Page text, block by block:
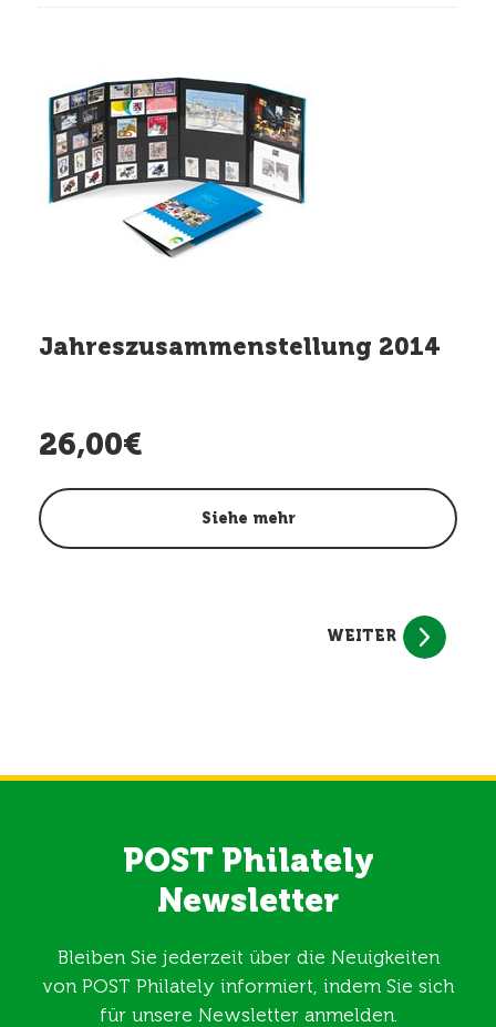
Jahreszusammenstellung 2014
26,00€
Siehe mehr
WEITER
POST Philately
Newsletter
Bleiben Sie jederzeit über die Neuigkeiten
von POST Philately informiert, indem Sie sich
für unsere Newsletter anmelden.